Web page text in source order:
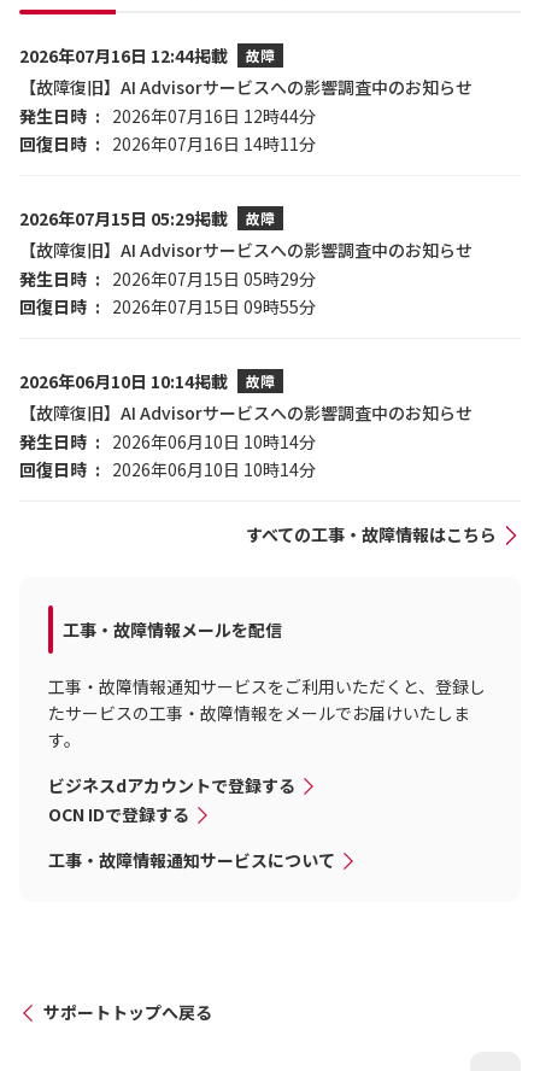
2026年07月16日 12:44掲載 故障
【故障復旧】AI Advisorサービスへの影響調査中のお知らせ
発生日時
2026年07月16日 12時44分
回復日時
2026年07月16日 14時11分
2026年07月15日 05:29掲載 故障
【故障復旧】AI Advisorサービスへの影響調査中のお知らせ
発生日時
2026年07月15日 05時29分
回復日時
2026年07月15日 09時55分
2026年06月10日 10:14掲載 故障
【故障復旧】AI Advisorサービスへの影響調査中のお知らせ
発生日時
2026年06月10日 10時14分
回復日時
2026年06月10日 10時14分
すべての工事・故障情報はこちら
工事・故障情報メールを配信
工事・故障情報通知サービスをご利用いただくと、登録し
たサービスの工事・故障情報をメールでお届けいたしま
す。
ビジネスdアカウントで登録する
OCN IDで登録する
工事・故障情報通知サービスについて
サポートトップへ戻る